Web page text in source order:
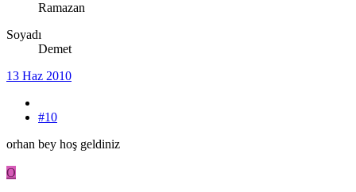
Ramazan
Soyadı
Demet
13 Haz 2010
#10
orhan bey hoş geldiniz
O